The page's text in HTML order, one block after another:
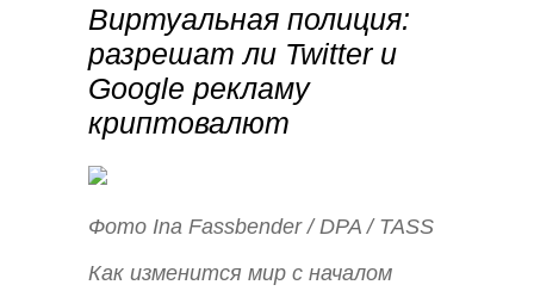
Виртуальная полиция:
разрешат ли Twitter и
Google рекламу
криптовалют
Фото Ina Fassbender / DPA / TASS
Как изменится мир с началом